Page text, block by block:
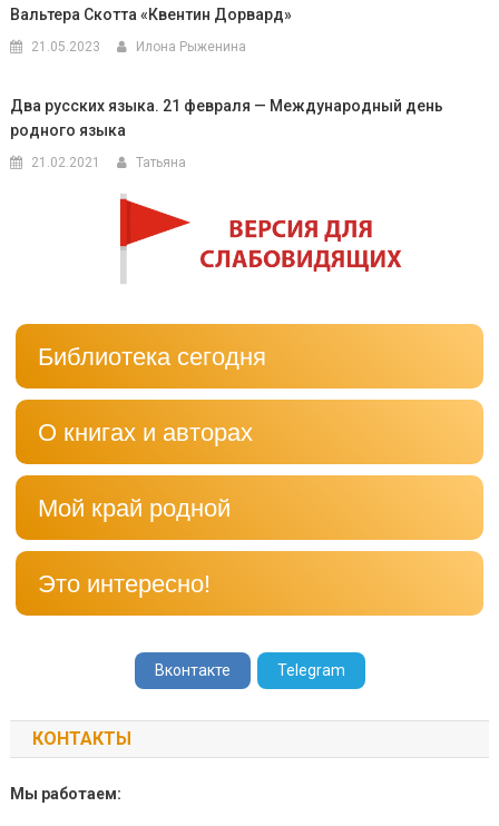
Вальтера Скотта «Квентин Дорвард»
21.05.2023 Илона Рыженина
Два русских языка. 21 февраля — Международный день
родного языка
21.02.2021 Татьяна
Библиотека сегодня
О книгах и авторах
Мой край родной
Это интересно!
Вконтакте Telegram
КОНТАКТЫ
Мы работаем: